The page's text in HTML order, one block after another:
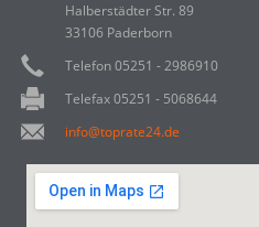
Halberstädter Str. 89
33106 Paderborn
Telefon 05251 - 2986910
Telefax 05251 - 5068644
info@toprate24.de